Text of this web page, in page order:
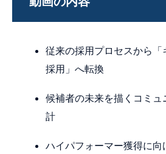
従来の採用プロセスから「
採用」へ転換
候補者の未来を描くコミュ
計
ハイパフォーマー獲得に向